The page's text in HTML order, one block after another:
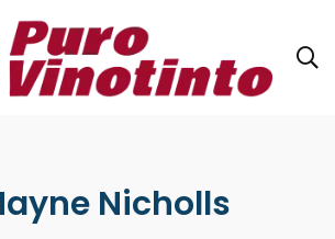
Nicholls